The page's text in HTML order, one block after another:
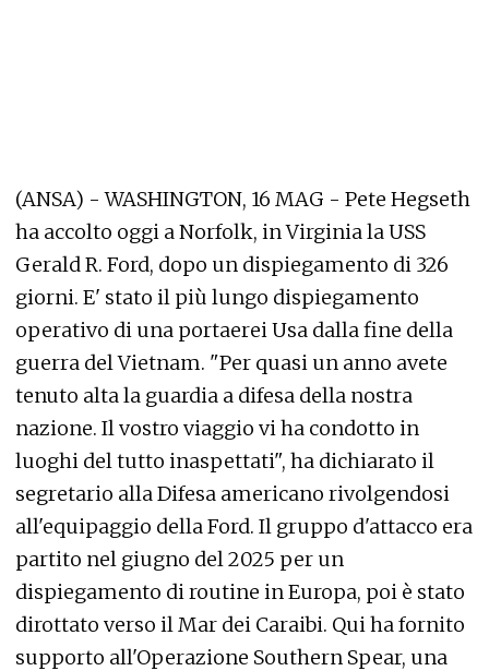
(ANSA) - WASHINGTON, 16 MAG - Pete Hegseth
ha accolto oggi a Norfolk, in Virginia la USS
Gerald R. Ford, dopo un dispiegamento di 326
giorni. E' stato il più lungo dispiegamento
operativo di una portaerei Usa dalla fine della
guerra del Vietnam. "Per quasi un anno avete
tenuto alta la guardia a difesa della nostra
nazione. Il vostro viaggio vi ha condotto in
luoghi del tutto inaspettati", ha dichiarato il
segretario alla Difesa americano rivolgendosi
all'equipaggio della Ford. Il gruppo d'attacco era
partito nel giugno del 2025 per un
dispiegamento di routine in Europa, poi è stato
dirottato verso il Mar dei Caraibi. Qui ha fornito
supporto all'Operazione Southern Spear, una